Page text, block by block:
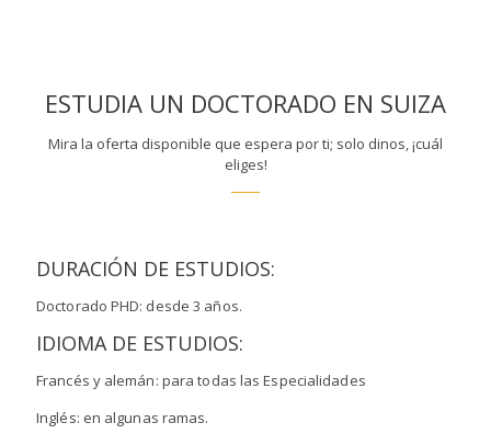
ESTUDIA UN DOCTORADO EN SUIZA
Mira la oferta disponible que espera por ti; solo dinos, ¡cuál
eliges!
DURACIÓN DE ESTUDIOS:
Doctorado PHD: desde 3 años.
IDIOMA DE ESTUDIOS:
Francés y alemán: para todas las Especialidades
Inglés: en algunas ramas.